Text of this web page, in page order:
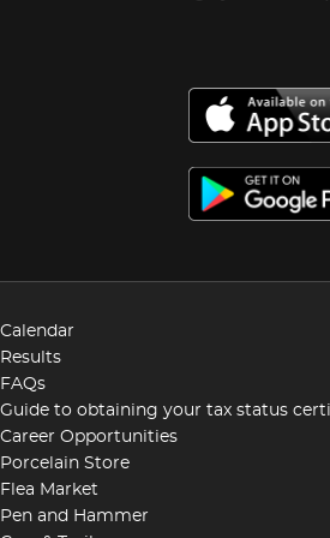
Calendar
Results
FAQs
Guide to obtaining your tax status
Career Opportunities
Porcelain Store
Flea Market
Pen and Hammer